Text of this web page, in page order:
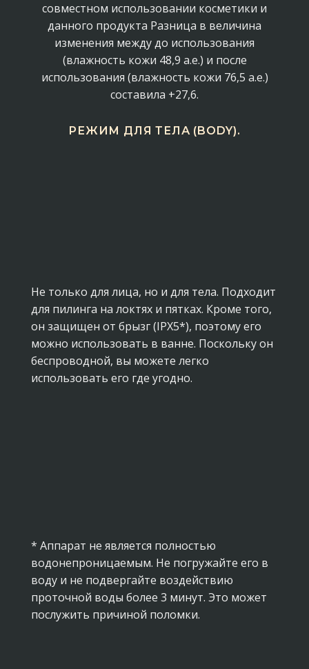
совместном использовании косметики и
данного продукта Разница в величина
изменения между до использования
(влажность кожи 48,9 а.е.) и после
использования (влажность кожи 76,5 а.е.)
составила +27,6.
РЕЖИМ ДЛЯ ТЕЛА (BODY).
Не только для лица, но и для тела. Подходит
для пилинга на локтях и пятках. Кроме того,
он защищен от брызг (IPX5*), поэтому его
можно использовать в ванне. Поскольку он
беспроводной, вы можете легко
использовать его где угодно.
* Аппарат не является полностью
водонепроницаемым. Не погружайте его в
воду и не подвергайте воздействию
проточной воды более 3 минут. Это может
послужить причиной поломки.